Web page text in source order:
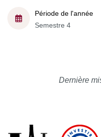
Période de l'année
Semestre 4
Dernière